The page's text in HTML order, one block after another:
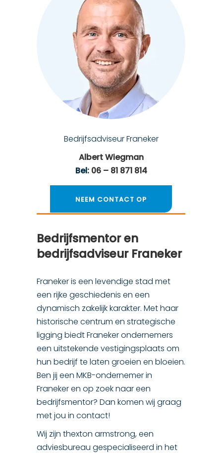
Bedrijfsadviseur Franeker
Albert Wiegman
Bel: 06 – 81 871 814
NEEM CONTACT OP
Bedrijfsmentor en
bedrijfsadviseur Franeker
Franeker is een levendige stad met
een rijke geschiedenis en een
dynamisch zakelijk karakter. Met haar
historische centrum en strategische
ligging biedt Franeker ondernemers
een uitstekende vestigingsplaats om
hun bedrijf te laten groeien en bloeien.
Ben jij een MKB-ondernemer in
Franeker en op zoek naar een
bedrijfsmentor? Dan komen wij graag
met jou in contact!
Wij zijn thexton armstrong, een
adviesbureau gespecialiseerd in het